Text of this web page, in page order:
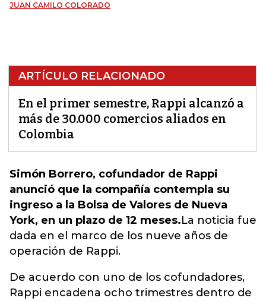
JUAN CAMILO COLORADO
ARTÍCULO RELACIONADO
En el primer semestre, Rappi alcanzó a
más de 30.000 comercios aliados en
Colombia
Simón Borrero, cofundador de Rappi
anunció que la compañía contempla su
ingreso a la Bolsa de Valores de Nueva
York, en un plazo de 12 meses.La noticia fue
dada en el marco de los nueve años de
operación de Rappi.
De acuerdo con uno de los cofundadores,
Rappi encadena ocho trimestres dentro de